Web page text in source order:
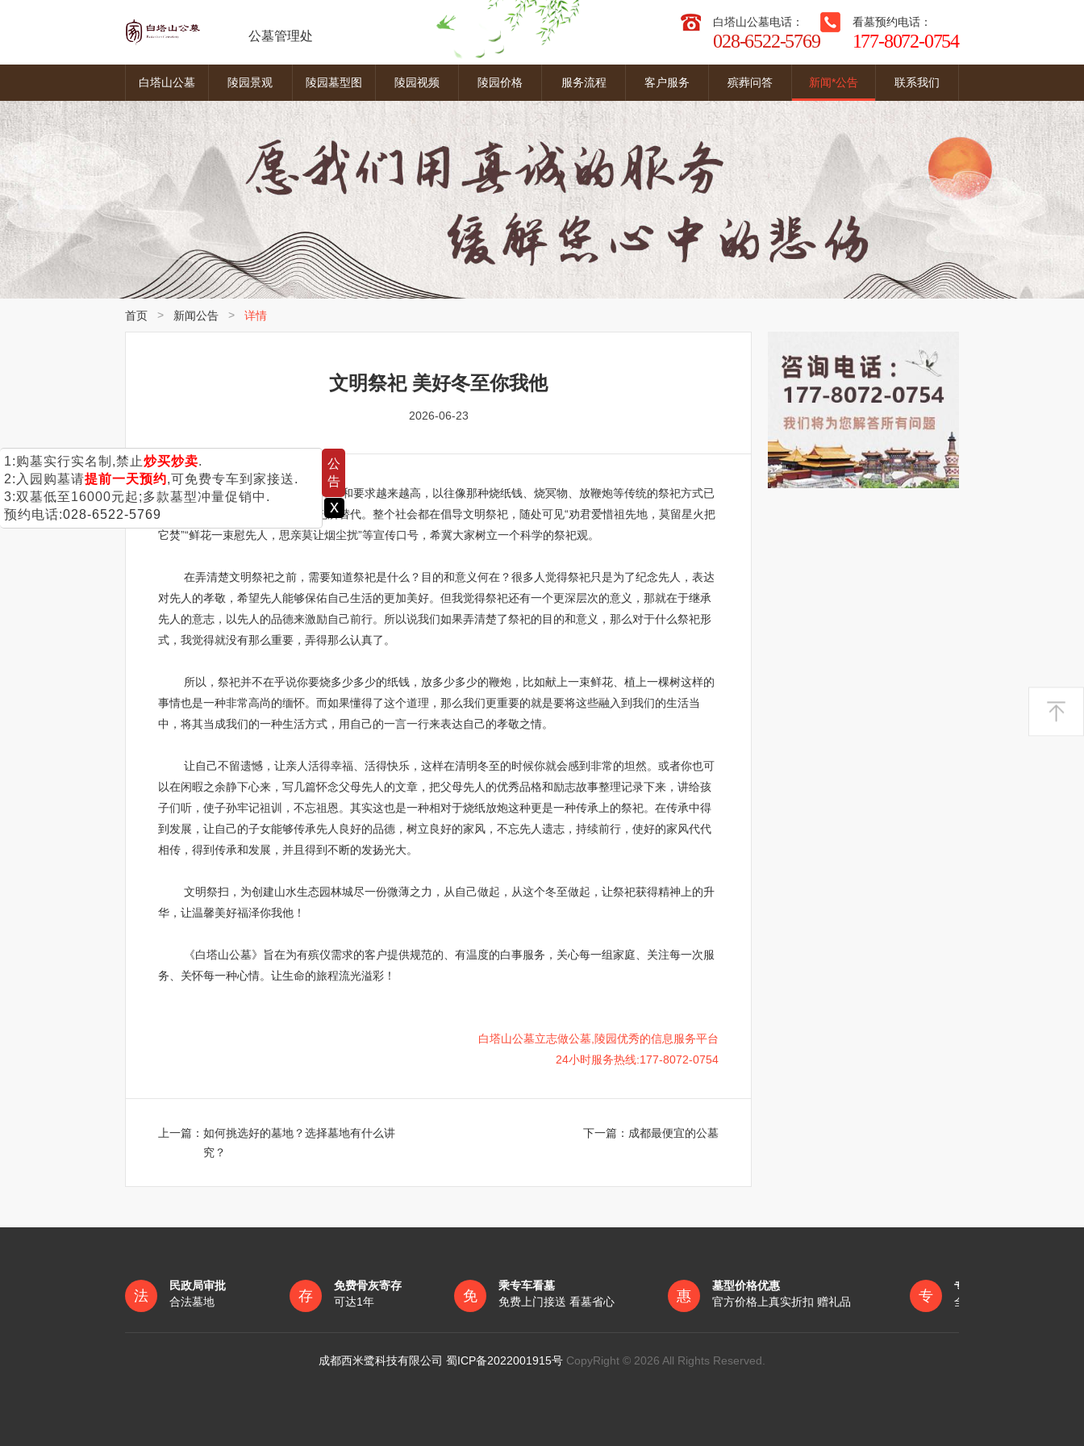
1:购墓实行实名制,禁止炒买炒卖.
2:入园购墓请提前一天预约,可免费专车到家接送.
3:双墓低至16000元起;多款墓型冲量促销中.
预约电话:028-6522-5769
公
告
x
公墓管理处
看墓预约电话：
177-8072-0754
白塔山公墓电话：
028-6522-5769
白塔山公墓 陵园景观 陵园墓型图 陵园视频 陵园价格 服务流程 客户服务 殡葬问答 新闻*公告 联系我们
首页 > 新闻公告 > 详情
文明祭祀 美好冬至你我他
2026-06-23
当前形势下对于文明祭祀的呼声和要求越来越高，以往像那种烧纸钱、烧冥物、放鞭炮等传统的祭祀方式已
经开始逐渐被网上祭祀、仪式祭祀所替代。整个社会都在倡导文明祭祀，随处可见“劝君爱惜祖先地，莫留星火把
它焚”“鲜花一束慰先人，思亲莫让烟尘扰”等宣传口号，希冀大家树立一个科学的祭祀观。
在弄清楚文明祭祀之前，需要知道祭祀是什么？目的和意义何在？很多人觉得祭祀只是为了纪念先人，表达
对先人的孝敬，希望先人能够保佑自己生活的更加美好。但我觉得祭祀还有一个更深层次的意义，那就在于继承
先人的意志，以先人的品德来激励自己前行。所以说我们如果弄清楚了祭祀的目的和意义，那么对于什么祭祀形
式，我觉得就没有那么重要，弄得那么认真了。
所以，祭祀并不在乎说你要烧多少多少的纸钱，放多少多少的鞭炮，比如献上一束鲜花、植上一棵树这样的
事情也是一种非常高尚的缅怀。而如果懂得了这个道理，那么我们更重要的就是要将这些融入到我们的生活当
中，将其当成我们的一种生活方式，用自己的一言一行来表达自己的孝敬之情。
让自己不留遗憾，让亲人活得幸福、活得快乐，这样在清明冬至的时候你就会感到非常的坦然。或者你也可
以在闲暇之余静下心来，写几篇怀念父母先人的文章，把父母先人的优秀品格和励志故事整理记录下来，讲给孩
子们听，使子孙牢记祖训，不忘祖恩。其实这也是一种相对于烧纸放炮这种更是一种传承上的祭祀。在传承中得
到发展，让自己的子女能够传承先人良好的品德，树立良好的家风，不忘先人遗志，持续前行，使好的家风代代
相传，得到传承和发展，并且得到不断的发扬光大。
文明祭扫，为创建山水生态园林城尽一份微薄之力，从自己做起，从这个冬至做起，让祭祀获得精神上的升
华，让温馨美好福泽你我他！
《白塔山公墓》旨在为有殡仪需求的客户提供规范的、有温度的白事服务，关心每一组家庭、关注每一次服
务、关怀每一种心情。让生命的旅程流光溢彩！
白塔山公墓立志做公墓,陵园优秀的信息服务平台
24小时服务热线:177-8072-0754
上一篇： 如何挑选好的墓地？选择墓地有什么讲
究？
下一篇： 成都最便宜的公墓
法
民政局审批
合法墓地
存
免费骨灰寄存
可达1年
免
乘专车看墓
免费上门接送 看墓省心
惠
墓型价格优惠
官方价格上真实折扣 赠礼品
专
专员一对一服务
全称陪同办理各项手续
成都西米鹭科技有限公司 蜀ICP备2022001915号 CopyRight © 2026 All Rights Reserved.